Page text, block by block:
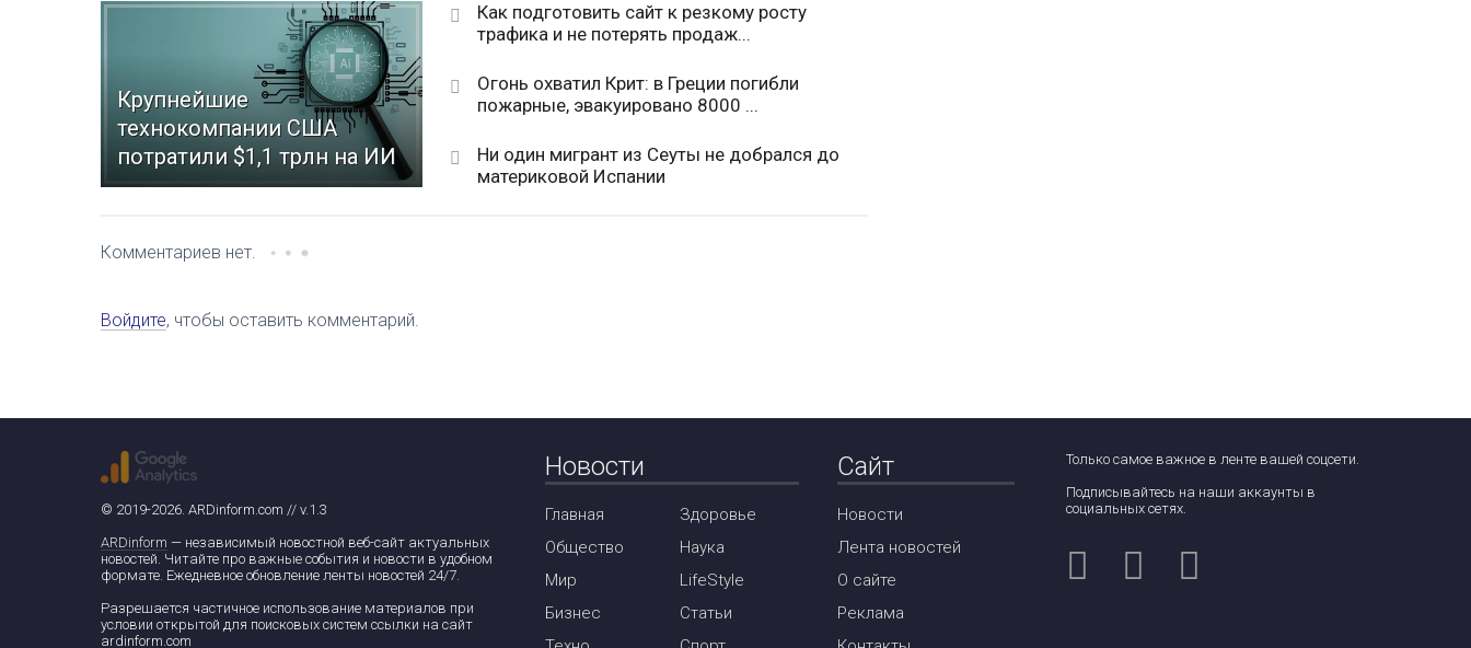
Крупнейшие
технокомпании США
потратили $1,1 трлн на ИИ
Как подготовить сайт к резкому росту
трафика и не потерять продаж...
Огонь охватил Крит: в Греции погибли
пожарные, эвакуировано 8000 ...
Ни один мигрант из Сеуты не добрался до
материковой Испании
Комментариев нет.
Войдите, чтобы оставить комментарий.
© 2019-2026. ARDinform.com // v.1.3
ARDinform — независимый новостной веб-сайт актуальных
новостей. Читайте про важные события и новости в удобном
формате. Ежедневное обновление ленты новостей 24/7.
Разрешается частичное использование материалов при
условии открытой для поисковых систем ссылки на сайт
ardinform.com
Новости
Главная
Общество
Мир
Бизнес
Здоровье
Наука
LifeStyle
Статьи
Сайт
Новости
Лента новостей
О сайте
Реклама
Только самое важное в ленте вашей соцсети.
Подписывайтесь на наши аккаунты в
социальных сетях.